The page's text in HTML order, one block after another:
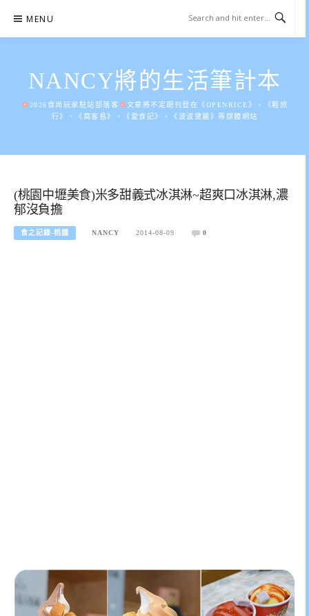
content
MENU
NANCY將的生活筆計本
2026食尚玩家駐站部落客
文章將不定期刊登在《OPENRICE》、《輕旅
行》、《窩客島》、《愛食記》、《波波黛麗》等媒體網站
(桃園中壢美食)米多甜義式冰淇淋~超爽口冰淇淋,濃
郁沒負擔
食之記錄-桃園 NANCY 2014-08-09 0